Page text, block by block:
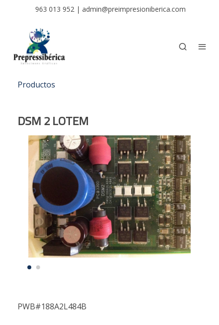
963 013 952 | admin@preimpresioniberica.com
Productos
DSM 2 LOTEM
PWB#188A2L484B